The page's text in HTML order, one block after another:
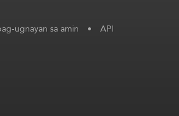
ugnayan sa amin • API